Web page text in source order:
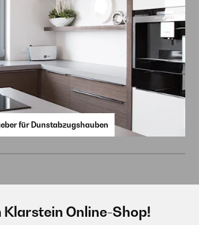
für Dunstabzugshauben
Online-Shop!